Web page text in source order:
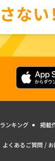
ランキング 掲載
よくあるご質問 /